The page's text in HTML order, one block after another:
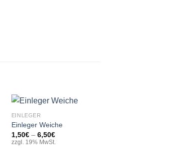
+
EINLEGER
Einleger Weiche
1,50€ – 6,50€Preisspanne:
zzgl. 19% MwSt.